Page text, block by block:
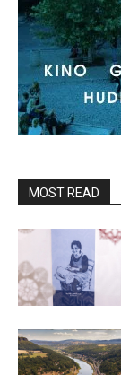
MOST READ